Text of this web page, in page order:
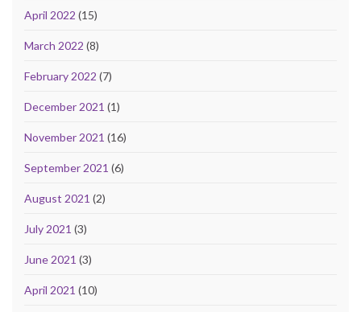
April 2022 (15)
March 2022 (8)
February 2022 (7)
December 2021 (1)
November 2021 (16)
September 2021 (6)
August 2021 (2)
July 2021 (3)
June 2021 (3)
April 2021 (10)